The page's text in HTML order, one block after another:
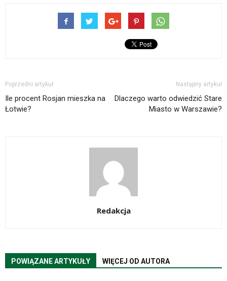
Poprzedni artykuł
Ile procent Rosjan mieszka na
Łotwie?
Następny artykuł
Dlaczego warto odwiedzić Stare
Miasto w Warszawie?
Redakcja
POWIĄZANE ARTYKUŁY WIĘCEJ OD AUTORA